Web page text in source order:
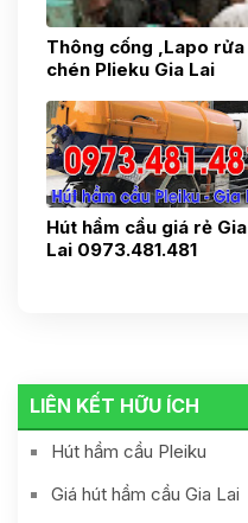
LIÊN KẾT HỮU ÍCH
Hút hầm cầu Pleiku
Giá hút hầm cầu Gia Lai
Thông cống ,Lapo rửa
chén Plieku Gia Lai
Hút hầm cầu giá rẻ Gia
Lai 0973.481.481